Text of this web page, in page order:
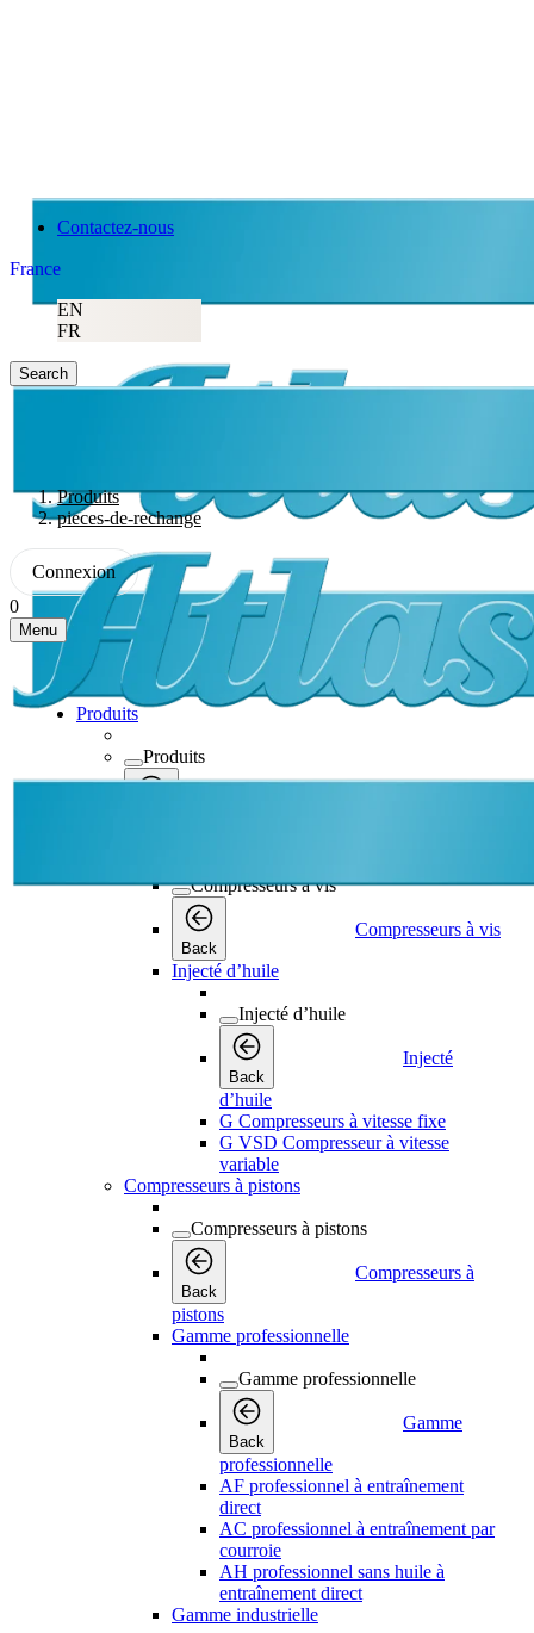
Contactez-nous
France
EN
FR
Search
Produits
pieces-de-rechange
Connexion
0
Menu
Produits
Produits
Compresseurs à vis
Back
Compresseurs à vis
Injecté d’huile
Injecté d’huile
Back
Injecté
d’huile
G Compresseurs à vitesse fixe
G VSD Compresseur à vitesse
variable
Compresseurs à pistons
Compresseurs à pistons
Back
Compresseurs à
pistons
Gamme professionnelle
Gamme professionnelle
Back
Gamme
professionnelle
AF professionnel à entraînement
direct
AC professionnel à entraînement par
courroie
AH professionnel sans huile à
entraînement direct
Gamme industrielle